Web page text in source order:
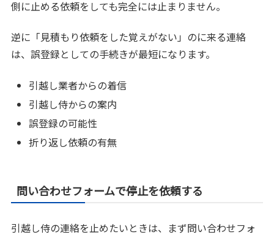
側に止める依頼をしても完全には止まりません。
逆に「見積もり依頼をした覚えがない」のに来る連絡
は、誤登録としての手続きが最短になります。
引越し業者からの着信
引越し侍からの案内
誤登録の可能性
折り返し依頼の有無
問い合わせフォームで停止を依頼する
引越し侍の連絡を止めたいときは、まず問い合わせフォ